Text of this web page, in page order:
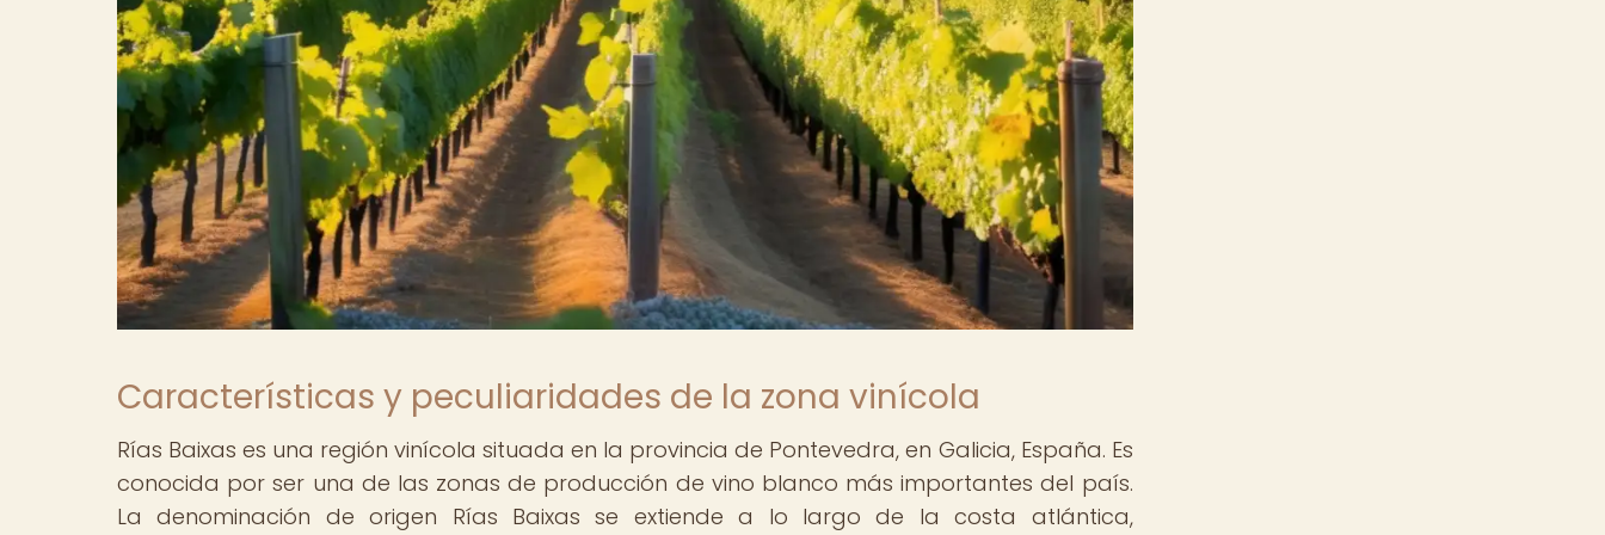
Características y peculiaridades de la zona vinícola
Rías Baixas es una región vinícola situada en la provincia de Pontevedra, en Galicia, España. Es
conocida por ser una de las zonas de producción de vino blanco más importantes del país.
La denominación de origen Rías Baixas se extiende a lo largo de la costa atlántica,